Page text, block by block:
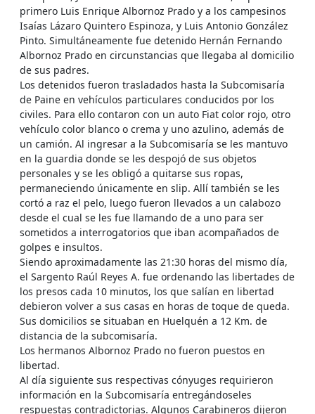
primero Luis Enrique Albornoz Prado y a los campesinos
Isaías Lázaro Quintero Espinoza, y Luis Antonio González
Pinto. Simultáneamente fue detenido Hernán Fernando
Albornoz Prado en circunstancias que llegaba al domicilio
de sus padres.
Los detenidos fueron trasladados hasta la Subcomisaría
de Paine en vehículos particulares conducidos por los
civiles. Para ello contaron con un auto Fiat color rojo, otro
vehículo color blanco o crema y uno azulino, además de
un camión. Al ingresar a la Subcomisaría se les mantuvo
en la guardia donde se les despojó de sus objetos
personales y se les obligó a quitarse sus ropas,
permaneciendo únicamente en slip. Allí también se les
cortó a raz el pelo, luego fueron llevados a un calabozo
desde el cual se les fue llamando de a uno para ser
sometidos a interrogatorios que iban acompañados de
golpes e insultos.
Siendo aproximadamente las 21:30 horas del mismo día,
el Sargento Raúl Reyes A. fue ordenando las libertades de
los presos cada 10 minutos, los que salían en libertad
debieron volver a sus casas en horas de toque de queda.
Sus domicilios se situaban en Huelquén a 12 Km. de
distancia de la subcomisaría.
Los hermanos Albornoz Prado no fueron puestos en
libertad.
Al día siguiente sus respectivas cónyuges requirieron
información en la Subcomisaría entregándoseles
respuestas contradictorias. Algunos Carabineros dijeron